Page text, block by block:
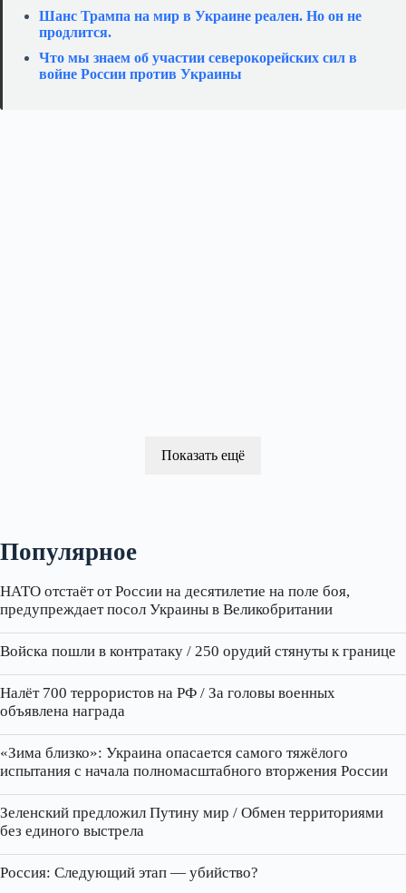
Шанс Трампа на мир в Украине реален. Но он не
продлится.
Что мы знаем об участии северокорейских сил в
войне России против Украины
Показать ещё
Популярное
НАТО отстаёт от России на десятилетие на поле боя,
предупреждает посол Украины в Великобритании
Войска пошли в контратаку / 250 орудий стянуты к границе
Налёт 700 террористов на РФ / За головы военных
объявлена награда
«Зима близко»: Украина опасается самого тяжёлого
испытания с начала полномасштабного вторжения России
Зеленский предложил Путину мир / Обмен территориями
без единого выстрела
Россия: Следующий этап — убийство?